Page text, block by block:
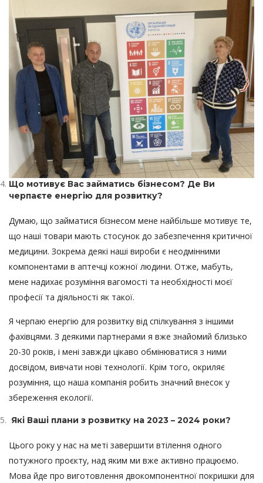
Що мотивує Вас займатись бізнесом? Де Ви
черпаєте енергію для розвитку?
Думаю, що займатися бізнесом мене найбільше мотивує те,
що наші товари мають стосунок до забезпечення критичної
медицини. Зокрема деякі наші вироби є неодмінними
компонентами в аптечці кожної людини. Отже, мабуть,
мене надихає розуміння вагомості та необхідності моєї
професії та діяльності як такої.
Я черпаю енергію для розвитку від спілкування з іншими
фахівцями. З деякими партнерами я вже знайомий близько
20-30 років, і мені завжди цікаво обмінюватися з ними
досвідом, вивчати нові технології. Крім того, окриляє
розуміння, що наша компанія робить значний внесок у
збереження екології.
Які Ваші плани з розвитку на 2023 – 2024 роки?
Цього року у нас на меті завершити втілення одного
потужного проєкту, над яким ми вже активно працюємо.
Мова йде про виготовлення двокомпонентної покришки для